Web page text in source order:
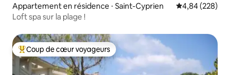
Appartement en résidence ⋅ Saint-Cyprien Évaluation
4,84 (228)
Loft spa sur la plage !
Coups de cœur voyageurs les plus appréciés
Coup de cœur voyageurs